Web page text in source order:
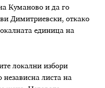
Куманово и да го
Димитриевски, откако
единица на
локални избори
листа на